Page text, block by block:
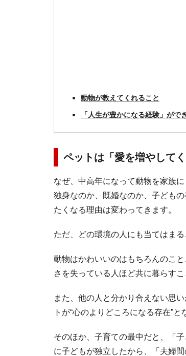
動物が教えてくれること
「人生が豊かになる経験」がで
ペットは「愛を増やしてく
なぜ、中高年になって動物を家族
独身なのか、既婚なのか、子ども
たくなる理由は変わってきます。
ただ、どの環境の人にも当てはま
動物はかわいいのはもちろんのこ
さを失っている人ほど共に暮らす
また、他の人と分かり合えない思
トが“心のよりどころになる存在”
そのほか、子育ての最中だと、「
に子どもが独立したから、「夫婦